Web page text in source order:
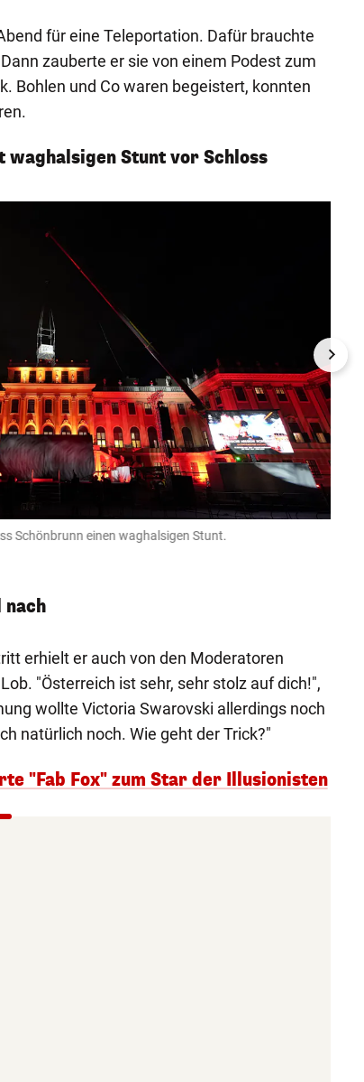
für eine Teleportation. Dafür brauchte
zauberte er sie von einem Podest zum
Bohlen und Co waren begeistert, konnten
waghalsigen Stunt vor Schloss
Schönbrunn einen waghalsigen Stunt.
erhielt er auch von den Moderatoren
"Österreich ist sehr, sehr stolz auf dich!",
wollte Victoria Swarovski allerdings noch
natürlich noch. Wie geht der Trick?"
"Fab Fox" zum Star der Illusionisten